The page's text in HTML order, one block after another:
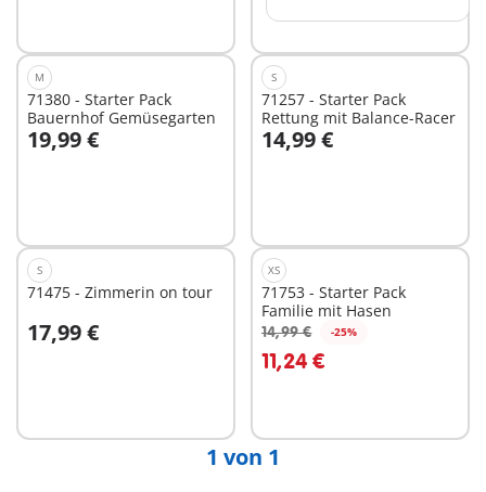
M
71380 - Starter Pack
Bauernhof Gemüsegarten
19,99 €
In den Warenkorb
S
71257 - Starter Pack
Rettung mit Balance-Racer
14,99 €
In den Warenkorb
S
71475 - Zimmerin on tour
17,99 €
In den Warenkorb
XS
71753 - Starter Pack
Familie mit Hasen
14,99 € -25%
11,24 €
In den Warenkorb
1 von 1